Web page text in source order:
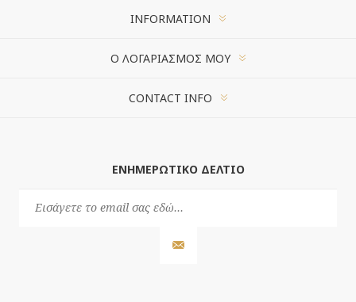
INFORMATION
Ο ΛΟΓΑΡΙΑΣΜΌΣ ΜΟΥ
CONTACT INFO
ΕΝΗΜΕΡΩΤΙΚΌ ΔΕΛΤΊΟ